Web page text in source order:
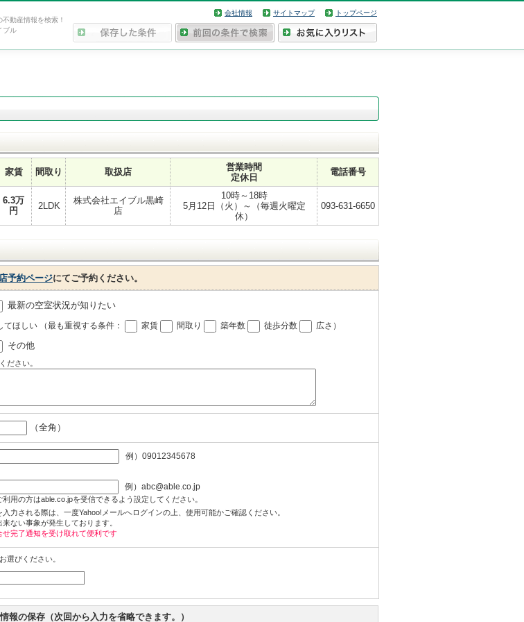
動産情報を検索！
ブル
会社情報 サイトマップ トップページ
家賃 間取り 取扱店
営業時間
定休日
電話番号
6.3万
円
2LDK
株式会社エイブル黒崎
店
10時～18時
5月12日（火）～（毎週火曜定
休）
093-631-6650
予約ページにてご予約ください。
最新の空室状況が知りたい
てほしい （最も重視する条件： 家賃 間取り 築年数 徒歩分数 広さ ）
その他
ださい。
（全角）
例）09012345678
例）abc@able.co.jp
用の方はable.co.jpを受信できるよう設定してください。
力される際は、一度Yahoo!メールへログインの上、使用可能かご確認ください。
ない事象が発生しております。
完了通知を受け取れて便利です
選びください。
報の保存（次回から入力を省略できます。）